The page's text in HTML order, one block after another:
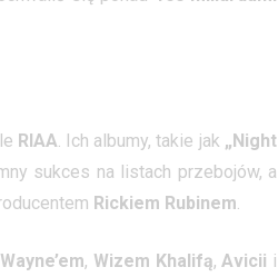
RIAA . Ich albumy, takie jak „Night
sukces na listach przebojów, a
Rickiem Rubinem
, Wizem Khalifą,Avicii i